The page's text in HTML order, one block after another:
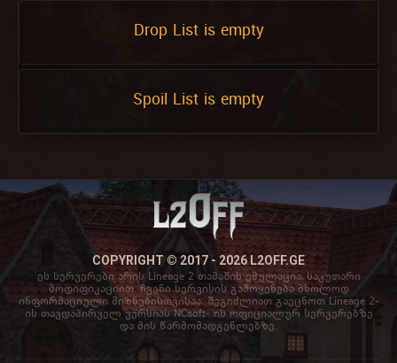
Drop List is empty
Spoil List is empty
COPYRIGHT © 2017 - 2026 L2OFF.GE
ეს სერვერები არის Lineage 2 თამაშის ემულაცია, საკუთარი
მოდიფიკაციით. ჩვენი სერვისის გამოყენება მხოლოდ
ინფორმაციული მიზნებისთვისაა. შეგიძლიათ გაეცნოთ Lineage 2-
ის თავდაპირველ ვერსიას NCsoft- ის ოფიციალურ სერვერებზე
და მის წარმომადგენლებზე.